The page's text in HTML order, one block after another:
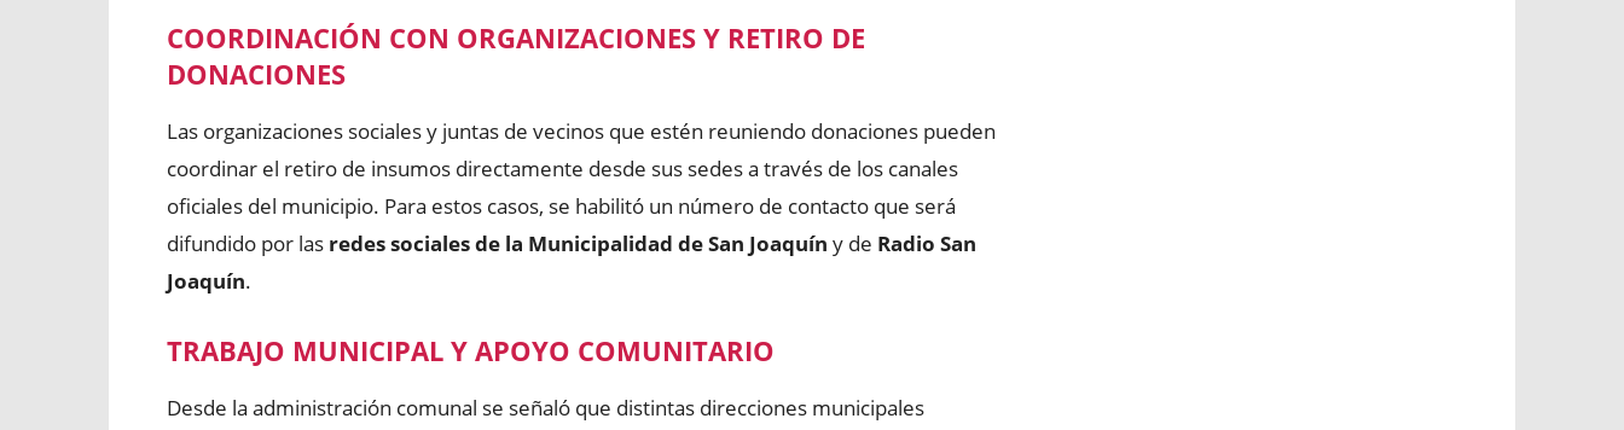
COORDINACIÓN CON ORGANIZACIONES Y RETIRO DE
DONACIONES
Las organizaciones sociales y juntas de vecinos que estén reuniendo donaciones pueden
coordinar el retiro de insumos directamente desde sus sedes a través de los canales
oficiales del municipio. Para estos casos, se habilitó un número de contacto que será
difundido por las redes sociales de la Municipalidad de San Joaquín y de Radio San
Joaquín.
TRABAJO MUNICIPAL Y APOYO COMUNITARIO
Desde la administración comunal se señaló que distintas direcciones municipales